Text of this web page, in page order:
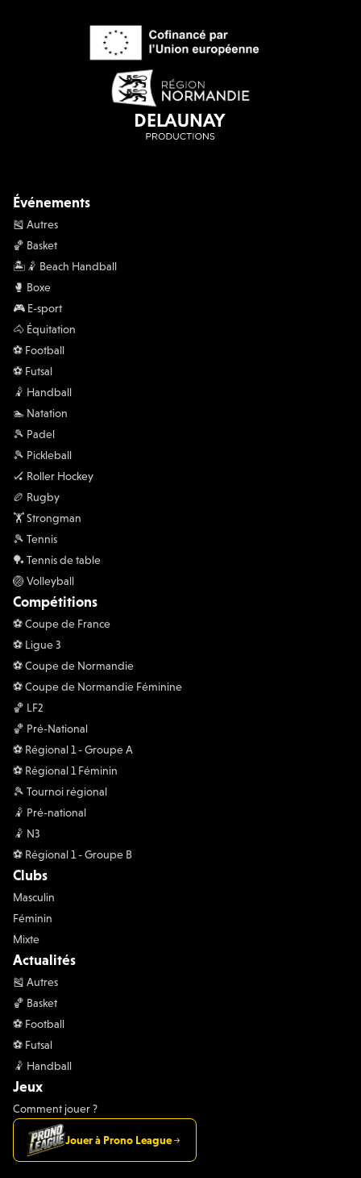
Événements
🎽 Autres
🏀 Basket
🏝️🤾 Beach Handball
🥊 Boxe
🎮 E-sport
🐴 Équitation
⚽️ Football
⚽️ Futsal
🤾 Handball
🏊 Natation
🎾 Padel
🎾 Pickleball
🏑 Roller Hockey
🏉 Rugby
🏋 Strongman
🎾 Tennis
🏓 Tennis de table
🏐 Volleyball
Compétitions
⚽️ Coupe de France
⚽️ Ligue 3
⚽️ Coupe de Normandie
⚽️ Coupe de Normandie Féminine
🏀 LF2
🏀 Pré-National
⚽️ Régional 1 - Groupe A
⚽️ Régional 1 Féminin
🎾 Tournoi régional
🤾 Pré-national
🤾 N3
⚽️ Régional 1 - Groupe B
Clubs
Masculin
Féminin
Mixte
Actualités
🎽 Autres
🏀 Basket
⚽️ Football
⚽️ Futsal
🤾 Handball
Jeux
Comment jouer ?
Jouer à Prono League